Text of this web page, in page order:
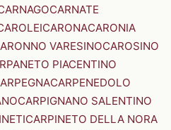
CARNATE
CARONACARONIA
VARESINOCAROSINO
PIACENTINO
CARPENEDOLO
CARPIGNANO SALENTINO
CARPINETO DELLA NORA